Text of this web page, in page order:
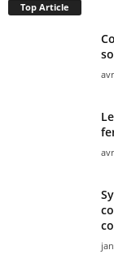
Top Article